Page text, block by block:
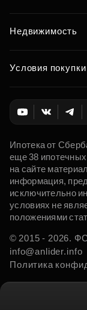
Недвижимость
Условия покупки
Ипотека от
еще 38
на сайте
информация,
исключительно
условиях не
положениями
© 2015 - 2026.
info@anlider.info
Политика